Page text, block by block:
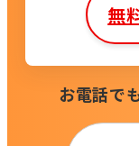
無
お電話で